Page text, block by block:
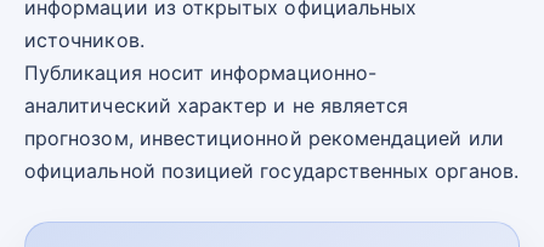
информации из открытых официальных
источников.
Публикация носит информационно-
аналитический характер и не является
прогнозом, инвестиционной рекомендацией или
официальной позицией государственных органов.